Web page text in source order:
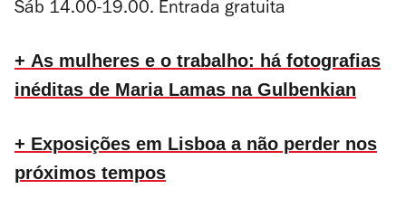
Sáb 14.00-19.00. Entrada gratuita
+ As mulheres e o trabalho: há fotografias
inéditas de Maria Lamas na Gulbenkian
+ Exposições em Lisboa a não perder nos
próximos tempos